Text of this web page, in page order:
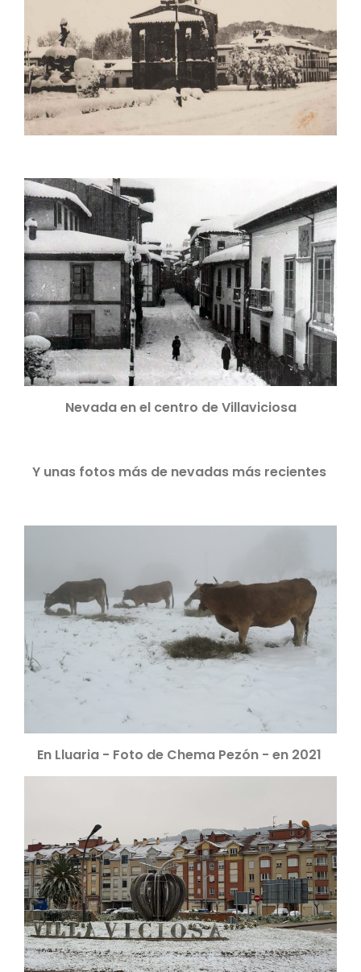
Nevada en el centro de Villaviciosa
Y unas fotos más de nevadas más recientes
En Lluaria - Foto de Chema Pezón - en 2021